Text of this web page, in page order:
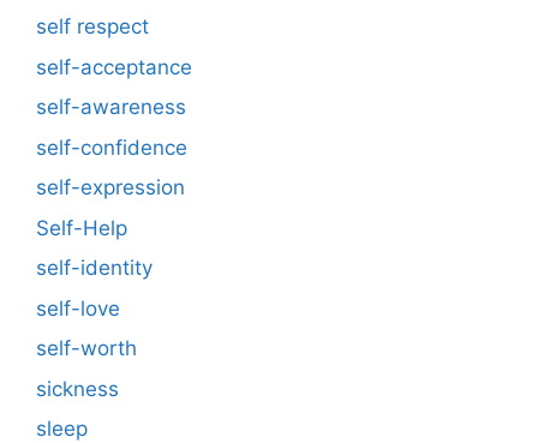
self respect
self-acceptance
self-awareness
self-confidence
self-expression
Self-Help
self-identity
self-love
self-worth
sickness
sleep